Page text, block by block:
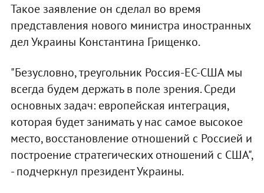
Такое заявление он сделал во время
представления нового министра иностранных
дел Украины Константина Грищенко.
"Безусловно, треугольник Россия-ЕС-США мы
всегда будем держать в поле зрения. Среди
основных задач: европейская интеграция,
которая будет занимать у нас самое высокое
место, восстановление отношений с Россией и
построение стратегических отношений с США",
- подчеркнул президент Украины.